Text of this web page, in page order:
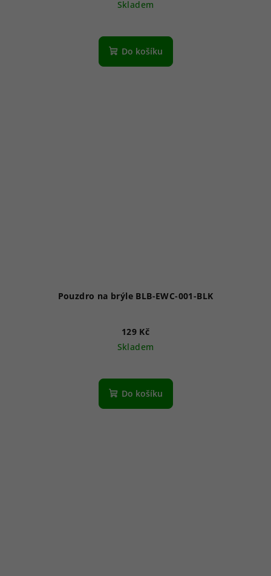
Skladem
Do košíku
Pouzdro na brýle BLB-EWC-001-BLK
129 Kč
Skladem
Do košíku